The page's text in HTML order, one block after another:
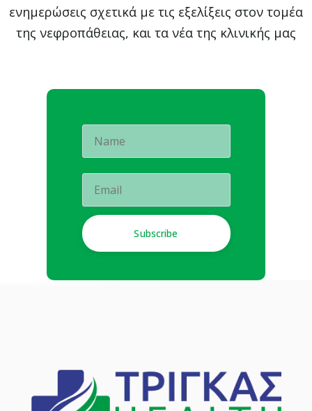
ενημερώσεις σχετικά με τις εξελίξεις στον τομέα
της νεφροπάθειας, και τα νέα της κλινικής μας